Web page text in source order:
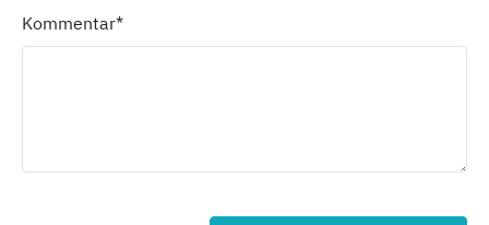
Kommentar*